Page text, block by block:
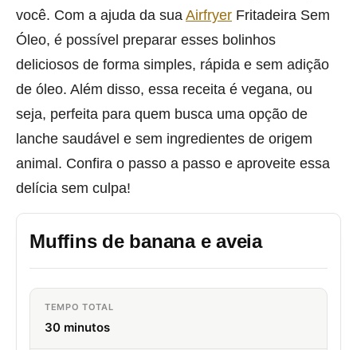
você. Com a ajuda da sua Airfryer Fritadeira Sem
Óleo, é possível preparar esses bolinhos
deliciosos de forma simples, rápida e sem adição
de óleo. Além disso, essa receita é vegana, ou
seja, perfeita para quem busca uma opção de
lanche saudável e sem ingredientes de origem
animal. Confira o passo a passo e aproveite essa
delícia sem culpa!
Muffins de banana e aveia
TEMPO TOTAL
30 minutos